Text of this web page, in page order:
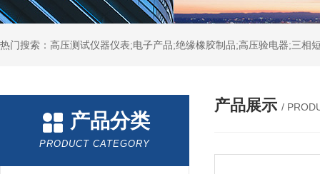
热门搜索：高压测试仪器仪表;电子产品;绝缘橡胶制品;高压验电器;三
产品分类
PRODUCT CATEGORY
产品展示 /